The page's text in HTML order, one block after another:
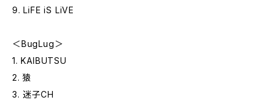
9. LiFE iS LiVE
＜BugLug＞
1. KAIBUTSU
2. 猿
3. 迷子CH